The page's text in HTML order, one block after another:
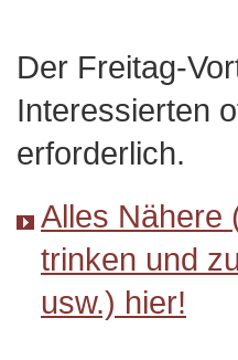
Der Freitag-
Interessierten
erforderlich.
Alles Nähere
trinken und
usw.) hier!